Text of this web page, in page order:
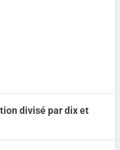
divisé par dix et